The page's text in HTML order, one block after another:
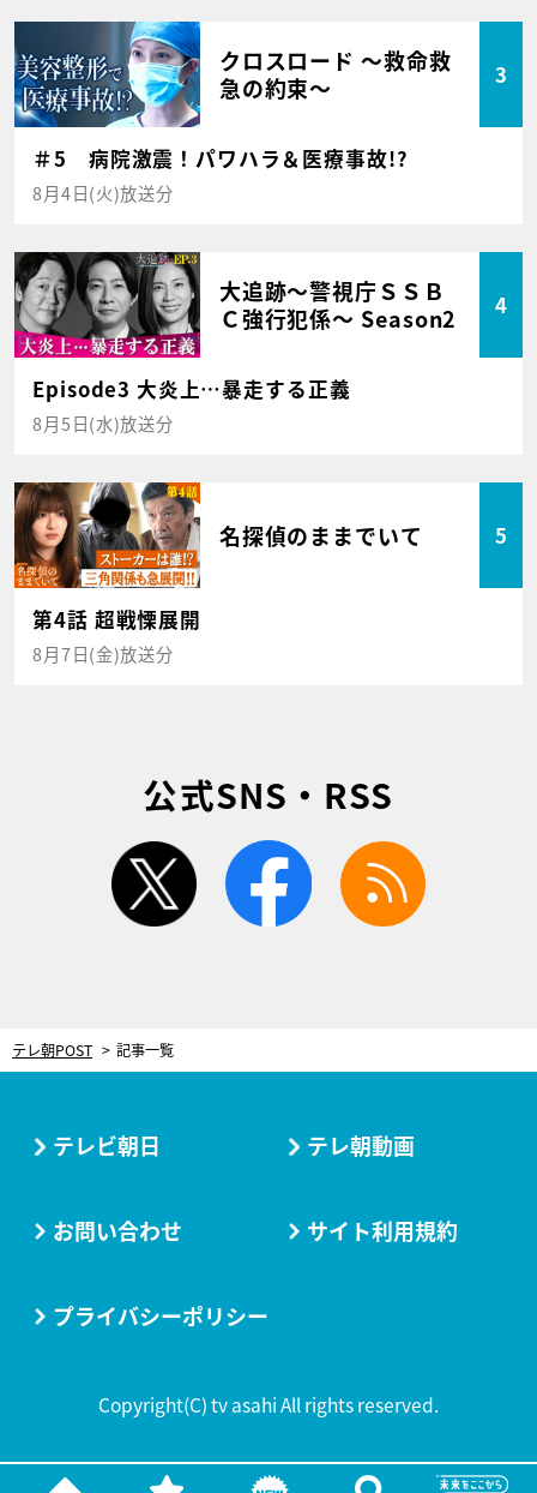
クロスロード ～救命救
急の約束～
3
＃5 病院激震！パワハラ＆医療事故!?
8月4日(火)放送分
大追跡～警視庁ＳＳＢ
Ｃ強行犯係～ Season2
4
Episode3 大炎上…暴走する正義
8月5日(水)放送分
名探偵のままでいて 5
第4話 超戦慄展開
8月7日(金)放送分
公式SNS・RSS
twitter facebook
テレ朝POST 記事一覧
テレビ朝日 テレ朝動画
お問い合わせ サイト利用規約
プライバシーポリシー
Copyright(C) tv asahi All rights reserved.